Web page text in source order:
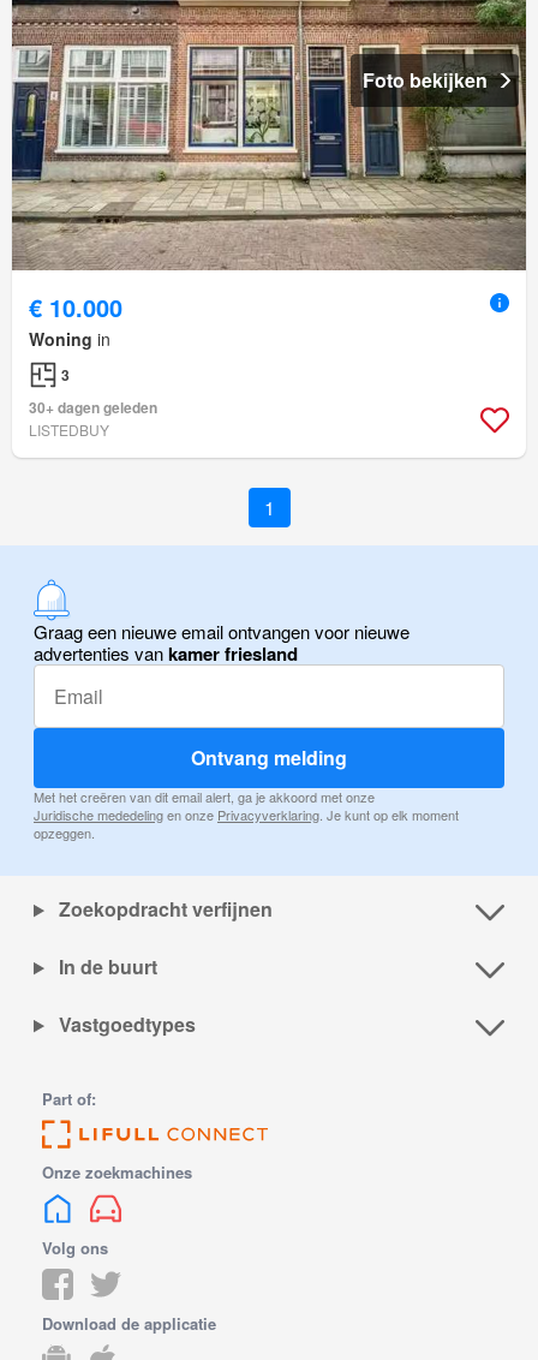
Foto bekijken
€ 10.000
Woning in
3
30+ dagen geleden
LISTEDBUY
1
Graag een nieuwe email ontvangen voor nieuwe
advertenties vankamer friesland
Ontvang melding
Met het creëren van dit email alert, ga je akkoord met onze
Juridische mededelingen onze Privacyverklaring. Je kunt op elk moment
opzeggen.
Zoekopdracht verfijnen
In de buurt
Vastgoedtypes
Part of:
Onze zoekmachines
Volg ons
Download de applicatie